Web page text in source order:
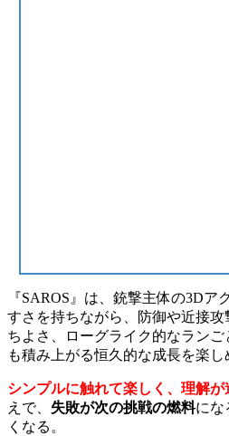
『SAROS』は、銃撃主体の3D
すさを持ちながら、防御や近接
ちよさ、ローグライク的なラン
も積み上がる恒久的な成長を楽し
シンプルに触れて楽しく、理解
えで、 失敗が次の挑戦の燃料にな
くなる。